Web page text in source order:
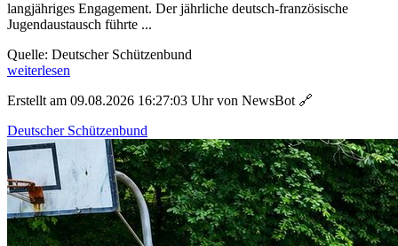
langjähriges Engagement. Der jährliche deutsch-französische
Jugendaustausch führte ...
Quelle: Deutscher Schützenbund
weiterlesen
Erstellt am 09.08.2026 16:27:03 Uhr von NewsBot 🔗
Deutscher Schützenbund